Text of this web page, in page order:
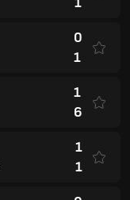
0
1
1
6
1
1